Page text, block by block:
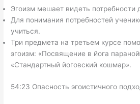
Эгоизм мешает видеть потребности
Для понимания потребностей
учиться.
Три предмета на третьем курсе
эгоизм: «Посвящение в йога
«Стандартный йоговский кошмар».
54:23 Опасность эгоистичного